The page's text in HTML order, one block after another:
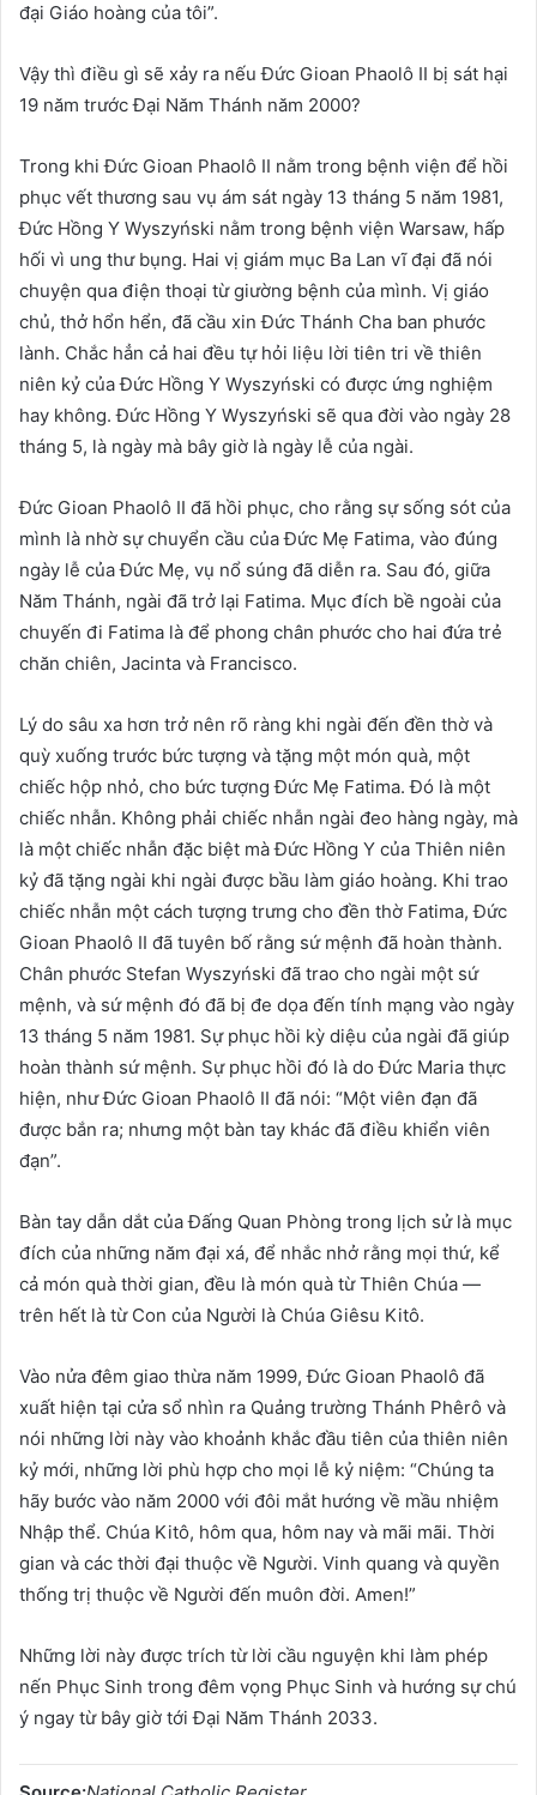
đại Giáo hoàng của tôi”.
Vậy thì điều gì sẽ xảy ra nếu Đức Gioan Phaolô II bị sát hại
19 năm trước Đại Năm Thánh năm 2000?
Trong khi Đức Gioan Phaolô II nằm trong bệnh viện để hồi
phục vết thương sau vụ ám sát ngày 13 tháng 5 năm 1981,
Đức Hồng Y Wyszyński nằm trong bệnh viện Warsaw, hấp
hối vì ung thư bụng. Hai vị giám mục Ba Lan vĩ đại đã nói
chuyện qua điện thoại từ giường bệnh của mình. Vị giáo
chủ, thở hổn hển, đã cầu xin Đức Thánh Cha ban phước
lành. Chắc hẳn cả hai đều tự hỏi liệu lời tiên tri về thiên
niên kỷ của Đức Hồng Y Wyszyński có được ứng nghiệm
hay không. Đức Hồng Y Wyszyński sẽ qua đời vào ngày 28
tháng 5, là ngày mà bây giờ là ngày lễ của ngài.
Đức Gioan Phaolô II đã hồi phục, cho rằng sự sống sót của
mình là nhờ sự chuyển cầu của Đức Mẹ Fatima, vào đúng
ngày lễ của Đức Mẹ, vụ nổ súng đã diễn ra. Sau đó, giữa
Năm Thánh, ngài đã trở lại Fatima. Mục đích bề ngoài của
chuyến đi Fatima là để phong chân phước cho hai đứa trẻ
chăn chiên, Jacinta và Francisco.
Lý do sâu xa hơn trở nên rõ ràng khi ngài đến đền thờ và
quỳ xuống trước bức tượng và tặng một món quà, một
chiếc hộp nhỏ, cho bức tượng Đức Mẹ Fatima. Đó là một
chiếc nhẫn. Không phải chiếc nhẫn ngài đeo hàng ngày, mà
là một chiếc nhẫn đặc biệt mà Đức Hồng Y của Thiên niên
kỷ đã tặng ngài khi ngài được bầu làm giáo hoàng. Khi trao
chiếc nhẫn một cách tượng trưng cho đền thờ Fatima, Đức
Gioan Phaolô II đã tuyên bố rằng sứ mệnh đã hoàn thành.
Chân phước Stefan Wyszyński đã trao cho ngài một sứ
mệnh, và sứ mệnh đó đã bị đe dọa đến tính mạng vào ngày
13 tháng 5 năm 1981. Sự phục hồi kỳ diệu của ngài đã giúp
hoàn thành sứ mệnh. Sự phục hồi đó là do Đức Maria thực
hiện, như Đức Gioan Phaolô II đã nói: “Một viên đạn đã
được bắn ra; nhưng một bàn tay khác đã điều khiển viên
đạn”.
Bàn tay dẫn dắt của Đấng Quan Phòng trong lịch sử là mục
đích của những năm đại xá, để nhắc nhở rằng mọi thứ, kể
cả món quà thời gian, đều là món quà từ Thiên Chúa —
trên hết là từ Con của Người là Chúa Giêsu Kitô.
Vào nửa đêm giao thừa năm 1999, Đức Gioan Phaolô đã
xuất hiện tại cửa sổ nhìn ra Quảng trường Thánh Phêrô và
nói những lời này vào khoảnh khắc đầu tiên của thiên niên
kỷ mới, những lời phù hợp cho mọi lễ kỷ niệm: “Chúng ta
hãy bước vào năm 2000 với đôi mắt hướng về mầu nhiệm
Nhập thể. Chúa Kitô, hôm qua, hôm nay và mãi mãi. Thời
gian và các thời đại thuộc về Người. Vinh quang và quyền
thống trị thuộc về Người đến muôn đời. Amen!”
Những lời này được trích từ lời cầu nguyện khi làm phép
nến Phục Sinh trong đêm vọng Phục Sinh và hướng sự chú
ý ngay từ bây giờ tới Đại Năm Thánh 2033.